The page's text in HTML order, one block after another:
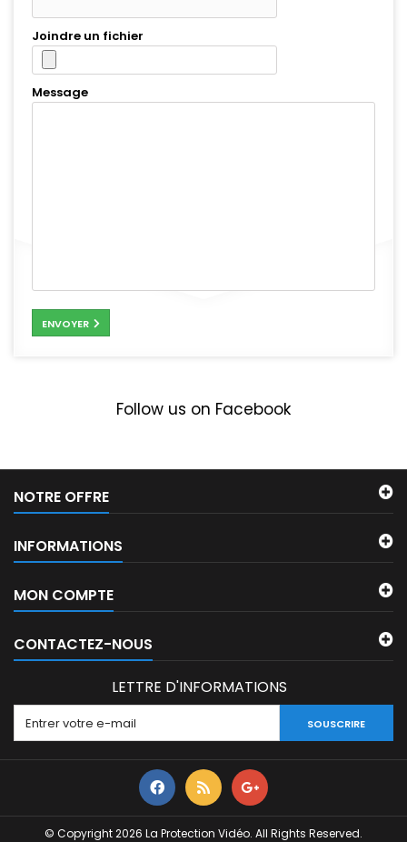
Joindre un fichier
Message
ENVOYER
Follow us on Facebook
NOTRE OFFRE
INFORMATIONS
© Copyright 2026 La Protection Vidéo. All Rights Reserved.
MON COMPTE
CONTACTEZ-NOUS
LETTRE D'INFORMATIONS
SOUSCRIRE